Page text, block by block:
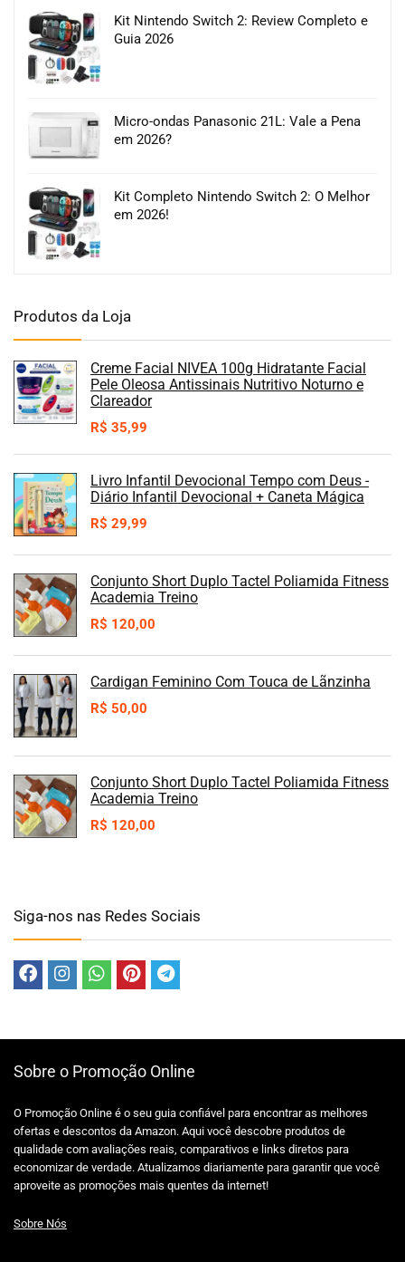
Kit Nintendo Switch 2: Review Completo e
Guia 2026
Micro-ondas Panasonic 21L: Vale a Pena
em 2026?
Kit Completo Nintendo Switch 2: O Melhor
em 2026!
Produtos da Loja
Creme Facial NIVEA 100g Hidratante Facial
Pele Oleosa Antissinais Nutritivo Noturno e
Clareador
R$ 35,99
Livro Infantil Devocional Tempo com Deus -
Diário Infantil Devocional + Caneta Mágica
R$ 29,99
Conjunto Short Duplo Tactel Poliamida Fitness
Academia Treino
R$ 120,00
Cardigan Feminino Com Touca de Lãnzinha
R$ 50,00
Conjunto Short Duplo Tactel Poliamida Fitness
Academia Treino
R$ 120,00
Siga-nos nas Redes Sociais
Sobre o Promoção Online
O Promoção Online é o seu guia confiável para encontrar as melhores
ofertas e descontos da Amazon. Aqui você descobre produtos de
qualidade com avaliações reais, comparativos e links diretos para
economizar de verdade. Atualizamos diariamente para garantir que você
aproveite as promoções mais quentes da internet!
Sobre Nós